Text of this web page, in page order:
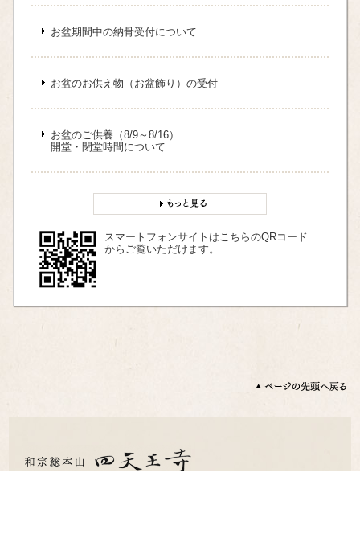
お盆期間中の納骨受付について
お盆のお供え物（お盆飾り）の受付
お盆のご供養（8/9～8/16）
開堂・閉堂時間について
スマートフォンサイトはこちらのQRコード
からご覧いただけます。